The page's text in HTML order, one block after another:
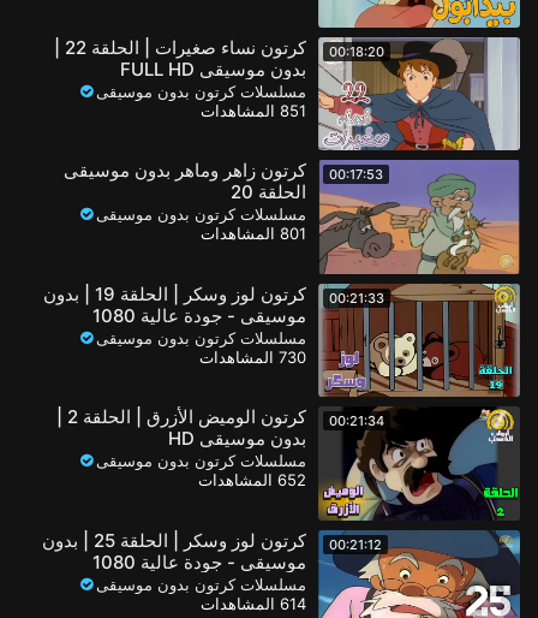
00:18:20
بدون موسيقى FULL HD
مسلسلات كرتون بدون موسيقى
851 المشاهدات
00:17:53
كرتون زاهر وماهر بدون موسيقى
الحلقة 20
مسلسلات كرتون بدون موسيقى
801 المشاهدات
00:21:33
كرتون لوز وسكر | الحلقة 19 | بدون
موسيقى - جودة عالية 1080
مسلسلات كرتون بدون موسيقى
730 المشاهدات
00:21:34
بدون موسيقى HD
مسلسلات كرتون بدون موسيقى
652 المشاهدات
00:21:12
كرتون لوز وسكر | الحلقة 25 | بدون
موسيقى - جودة عالية 1080
مسلسلات كرتون بدون موسيقى
614 المشاهدات